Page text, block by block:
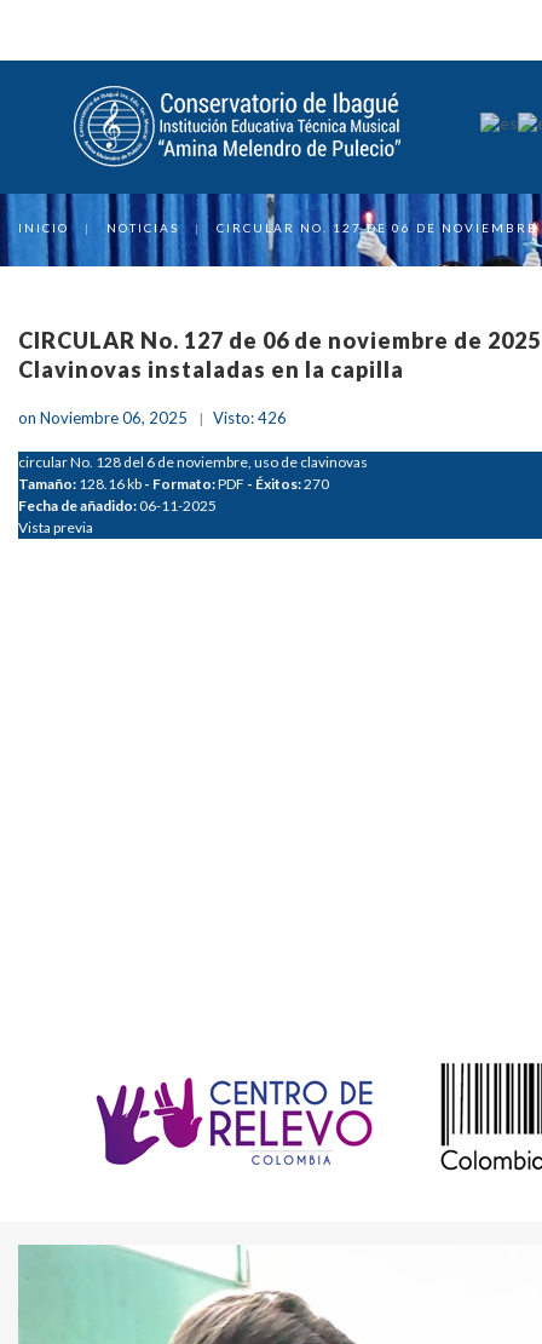
INICIO | NOTICIAS | CIRCULAR NO. 127 DE 06 DE NOVIEMBRE
CIRCULAR No. 127 de 06 de noviembre de
Clavinovas instaladas en la capilla
on Noviembre 06, 2025 Visto: 426
circular No. 128 del 6 de noviembre, uso de clavinovas
Tamaño: 128.16 kb - Formato:PDF - Éxitos:270
Fecha de añadido:06-11-2025
Vista previa